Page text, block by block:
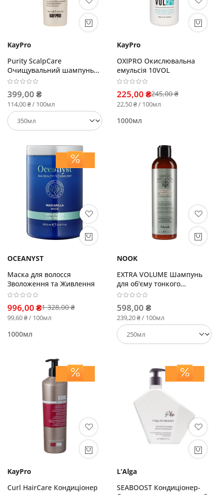
KayPro
Purity ScalpCare
Очищувальний шампунь
проти лупи
399,00 ₴
114,00 ₴ / 100мл
KayPro
OXIPRO Окислювальна
емульсія 10VOL
225,00 ₴245,00 ₴
22,50 ₴ / 100мл
1000мл
OCEANYST
Маска для волосся
Зволоження та Живлення
996,00 ₴1 328,00 ₴
99,60 ₴ / 100мл
1000мл
NOOK
EXTRA VOLUME Шампунь
для об'єму тонкого
ослабленого волосся
598,00 ₴
239,20 ₴ / 100мл
KayPro
Curl HairCare Кондиціонер
L’Alga
SEABOOST Кондиціонер-